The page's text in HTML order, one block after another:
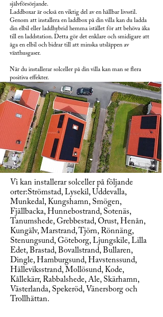
självförsörjande.
Laddboxar är också en viktig del av en hållbar livsstil.
Genom att installera en laddbox på din villa kan du ladda
din elbil eller laddhybrid hemma istället för att behöva åka
till en laddstation. Detta gör det enklare och smidigare att
äga en elbil och bidrar till att minska utsläppen av
växthusgaser.
När du installerar solceller på din villa kan man se flera
positiva effekter.
Vi kan installerar solceller på följande
orter:Strömstad, Lysekil, Uddevalla,
Munkedal, Kungshamn, Smögen,
Fjällbacka, Hunnebostrand, Sotenäs,
Tanumshede, Grebbestad, Orust, Henån,
Kungälv, Marstrand, Tjörn, Rönnäng,
Stenungsund, Göteborg, Ljungskile, Lilla
Edet, Brastad, Bovallstrand, Bullaren,
Dingle, Hamburgsund, Havstenssund,
Hälleviksstrand, Mollösund, Kode,
Kållekärr, Rabbalshede, Ale, Skärhamn,
Västerlanda, Spekeröd, Vänersborg och
Trollhättan.